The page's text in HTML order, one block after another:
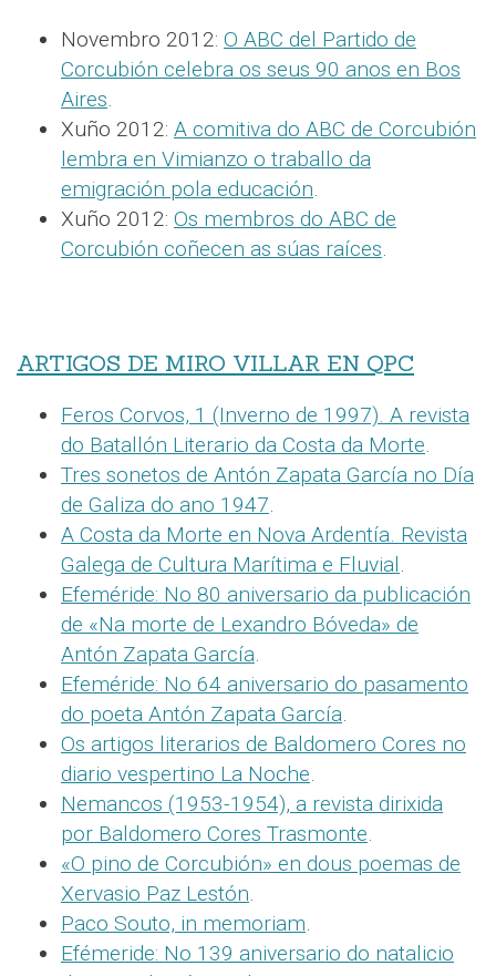
Novembro 2012: O ABC del Partido de
Corcubión celebra os seus 90 anos en Bos
Aires.
Xuño 2012: A comitiva do ABC de Corcubión
lembra en Vimianzo o traballo da
emigración pola educación.
Xuño 2012: Os membros do ABC de
Corcubión coñecen as súas raíces.
ARTIGOS DE MIRO VILLAR EN QPC
Feros Corvos, 1 (Inverno de 1997). A revista
do Batallón Literario da Costa da Morte.
Tres sonetos de Antón Zapata García no Día
de Galiza do ano 1947.
A Costa da Morte en Nova Ardentía. Revista
Galega de Cultura Marítima e Fluvial.
Efeméride: No 80 aniversario da publicación
de «Na morte de Lexandro Bóveda» de
Antón Zapata García.
Efeméride: No 64 aniversario do pasamento
do poeta Antón Zapata García.
Os artigos literarios de Baldomero Cores no
diario vespertino La Noche.
Nemancos (1953-1954), a revista dirixida
por Baldomero Cores Trasmonte.
«O pino de Corcubión» en dous poemas de
Xervasio Paz Lestón.
Paco Souto, in memoriam.
Efémeride: No 139 aniversario do natalicio